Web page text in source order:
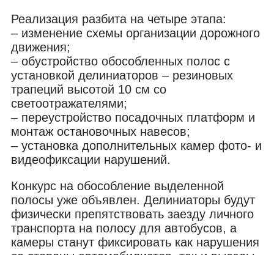
Реализация разбита на четыре этапа:
– изменение схемы организации дорожного
движения;
– обустройство обособленных полос с
установкой делиниаторов – резиновых
трапеций высотой 10 см со
светоотражателями;
– переустройство посадочных платформ и
монтаж остановочных навесов;
– установка дополнительных камер фото- и
видеофиксации нарушений.
Конкурс на обособление выделенной
полосы уже объявлен. Делиниаторы будут
физически препятствовать заезду личного
транспорта на полосу для автобусов, а
камеры станут фиксировать как нарушения